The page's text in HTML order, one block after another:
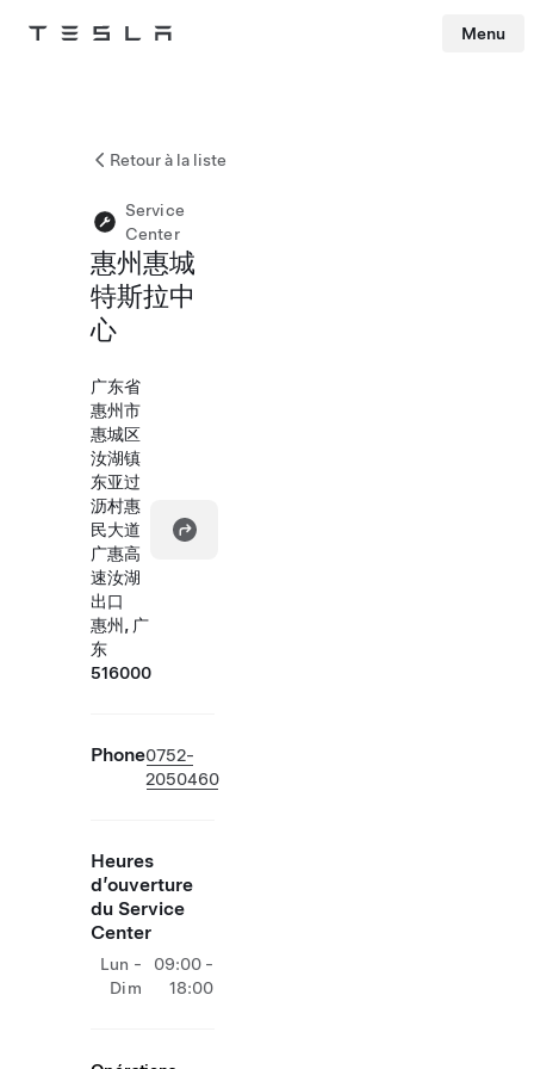
Tesla Menu
Retour à la liste
Service
Center
惠州惠城
特斯拉中
心
广东省
惠州市
惠城区
汝湖镇
东亚过
沥村惠
民大道
广惠高
速汝湖
出口
惠州, 广
东
516000
Phone0752-
2050460
Heures
d’ouverture
du Service
Center
Lun -
Dim
09:00 -
18:00